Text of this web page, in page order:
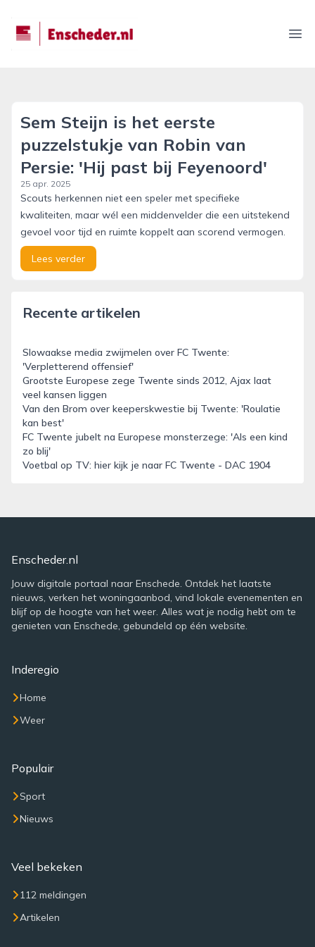
enscheder.nl
Sem Steijn is het eerste
puzzelstukje van Robin van
Persie: 'Hij past bij Feyenoord'
25 apr. 2025
Scouts herkennen niet een speler met specifieke
kwaliteiten, maar wél een middenvelder die een uitstekend
gevoel voor tijd en ruimte koppelt aan scorend vermogen.
Lees verder
Recente artikelen
Slowaakse media zwijmelen over FC Twente:
'Verpletterend offensief'
Grootste Europese zege Twente sinds 2012, Ajax laat
veel kansen liggen
Van den Brom over keeperskwestie bij Twente: 'Roulatie
kan best'
FC Twente jubelt na Europese monsterzege: 'Als een kind
zo blij'
Voetbal op TV: hier kijk je naar FC Twente - DAC 1904
Enscheder.nl
Jouw digitale portaal naar Enschede. Ontdek het laatste
nieuws, verken het woningaanbod, vind lokale evenementen en
blijf op de hoogte van het weer. Alles wat je nodig hebt om te
genieten van Enschede, gebundeld op één website.
Inderegio
Home
Weer
Populair
Sport
Nieuws
Veel bekeken
112 meldingen
Artikelen